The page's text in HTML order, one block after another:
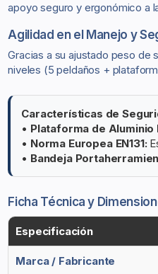
apoyo seguro y ergonómico a
Agilidad en el Manejo y
Gracias a su ajustado peso de
niveles (5 peldaños +
Características de
• Plataforma de Aluminio
• Norma Europea EN131:
• Bandeja
Ficha Técnica y
Especificación
Marca / Fabricante